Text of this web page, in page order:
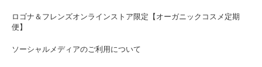
ロゴナ＆フレンズオンラインストア限定【オーガニックコスメ定期
便】
ソーシャルメディアのご利用について